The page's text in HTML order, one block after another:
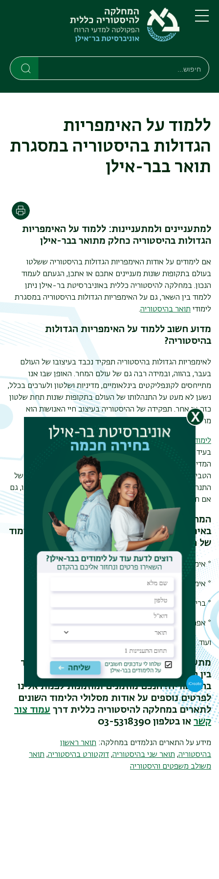
דילוג
לתוכן
העיקרי
דילוג
לתפריט
ניווט
ראשי
תפריט
חיפוש
חיפוש
ללמוד על האימפריות
הגדולות בהיסטוריה במסגרת
תואר בבר-אילן
למתעניינים ולמתעניינות: ללמוד על האימפריות
הגדולות בהיסטוריה כחלק מתואר בבר-אילן
אם לימודים על אודות האימפריות הגדולות בהיסטוריה ששלטו
בעולם בתקופות שונות מעניינים אתכם או אתכן, הגעתם לעמוד
הנכון. במחלקה להיסטוריה כללית באוניברסיטת בר-אילן ניתן
ללמוד בין השאר, גם על האימפריות הגדולות בהיסטוריה במסגרת
לימודי תואר בהיסטוריה.
מדוע חשוב ללמוד על האימפריות הגדולות
בהיסטוריה?
לאימפריות הגדולות בהיסטוריה תפקיד נכבד בעיצובו של העולם
בעבר, בהווה, ובמידה רבה גם של עולם המחר. האופן שבו אנו
מתייחסים לקונפליקטים בינלאומיים, מדיניות ושלטון ולערכים בכלל,
נשען לא מעט על התנהלותו של העולם בתקופות שונות תחת שלטון
כזה או אחר. תפקידה של ההיסטוריה בעיצוב חיי האנושות הוא
מרכזי, וכאן גם טמונה חשיבותה.
לימודי היסטוריה
וחקר ההיסטוריה חשובים לעתיד האנושות. גם
בעידן בו אנו חיים, אנו ממשיכים להתעמק למשל במהלכים
המדיניים והצבאיים של האימפריות הגדולות בהיסטוריה, אשר
הטביעו את חותמן בתקופות ובאזורים שונים בעולם. ההשלכות של
התנהלות האימפריות הגדולות בהיסטוריה מורגשות עד ימינו אנו, גם
אם חלפו שנים רבות מאז שהיו פעילות.
המחלקה מציעה מגוון של קורסים העוסקים
באימפריות הגדולות בעולם כחלק מתוכניות הלימוד
של המסלולים השונים, בינהם:
* אימפריות מתחרות
* אימפריות ושילטון אימפריאלי
* בריטניה הגדולה
* אפריקה: קולוניאליזם ודה קולוניאליזם
ועוד.
מתעניינים ומתעניינות בהיסטוריה? רוצים ללמוד
בין השאר על האימפריות הגדולות
בהיסטוריה? הנכם מוזמנים ומוזמנות לפנות אלינו
לפרטים נוספים על אודות מסלולי הלימוד השונים
לתארים במחלקה להיסטוריה כללית דרך עמוד צור
קשר או בטלפון 03-5318390
מידע על התארים הנלמדים במחלקה: תואר ראשון
בהיסטוריה, תואר שני בהיסטוריה, דוקטורט בהיסטוריה, תואר
משולב משפטים והיסטוריה